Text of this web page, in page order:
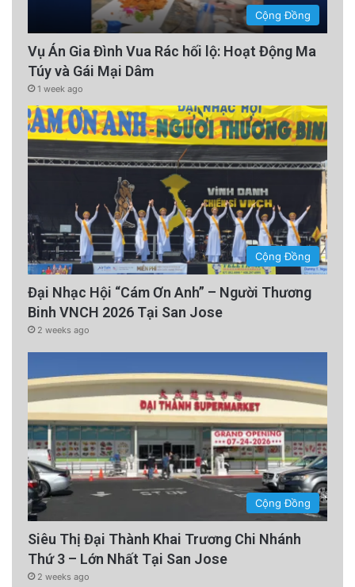
Cộng Đồng
Vụ Án Gia Đình Vua Rác hối lộ: Hoạt Động Ma
Túy và Gái Mại Dâm
1 week ago
Cộng Đồng
Đại Nhạc Hội “Cám Ơn Anh” – Người Thương
Binh VNCH 2026 Tại San Jose
2 weeks ago
Cộng Đồng
Siêu Thị Đại Thành Khai Trương Chi Nhánh
Thứ 3 – Lớn Nhất Tại San Jose
2 weeks ago